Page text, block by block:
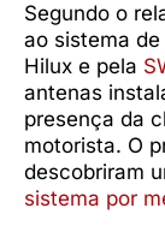
Segundo o
ao sistema
Hilux e pela
antenas
presença da
motorista. O
descobriram
sistema por